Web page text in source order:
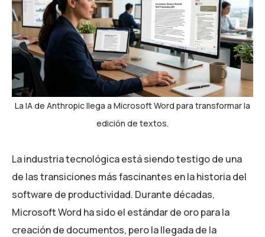
La IA de Anthropic llega a Microsoft Word para transformar la
edición de textos.
La industria tecnológica está siendo testigo de una
de las transiciones más fascinantes en la historia del
software de productividad. Durante décadas,
Microsoft Word ha sido el estándar de oro para la
creación de documentos, pero la llegada de la